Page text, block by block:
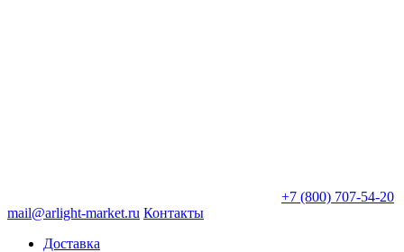
+7 (800) 707-54-20
mail@arlight-market.ru Контакты
Доставка